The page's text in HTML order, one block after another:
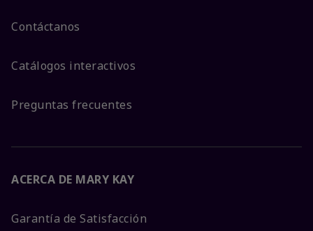
Contáctanos
Catálogos interactivos
Preguntas frecuentes
ACERCA DE MARY KAY
Garantía de Satisfacción